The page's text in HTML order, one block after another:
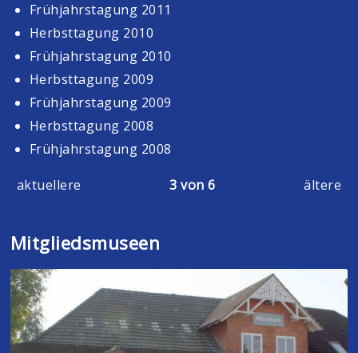
Frühjahrstagung 2011
Herbsttagung 2010
Frühjahrstagung 2010
Herbsttagung 2009
Frühjahrstagung 2009
Herbsttagung 2008
Frühjahrstagung 2008
aktuellere 3 von 6 ältere
Mitgliedsmuseen